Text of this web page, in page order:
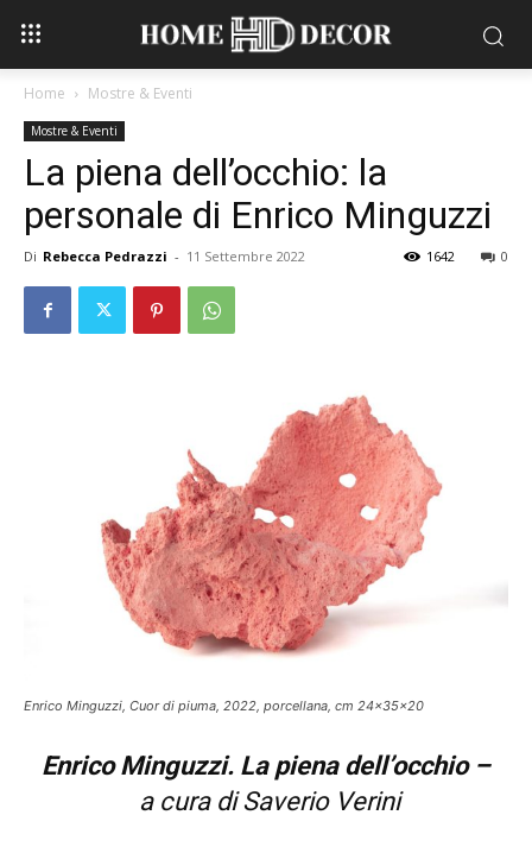
Home Mostre & Eventi
Mostre & Eventi
La piena dell’occhio: la
personale di Enrico Minguzzi
Di Rebecca Pedrazzi - 11 Settembre 2022 0
1642
Enrico Minguzzi, Cuor di piuma, 2022, porcellana, cm 24x35x20
Enrico Minguzzi. La piena dell’occhio –
a cura di Saverio Verini